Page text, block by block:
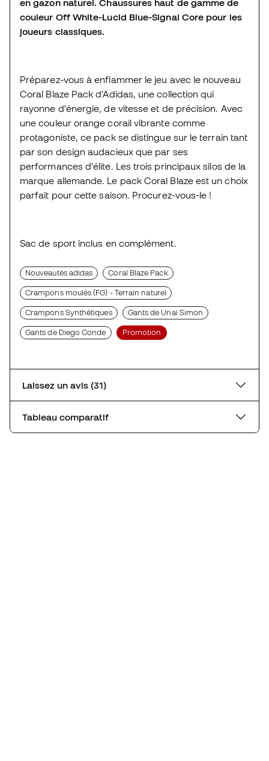
couleur Off White-Lucid Blue-Signal Core pour les
joueurs classiques.
Préparez-vous à enflammer le jeu avec le nouveau
Coral Blaze Pack d'Adidas, une collection qui
rayonne d'énergie, de vitesse et de précision. Avec
une couleur orange corail vibrante comme
protagoniste, ce pack se distingue sur le terrain tant
par son design audacieux que par ses
performances d'élite. Les trois principaux silos de la
marque allemande. Le pack Coral Blaze est un choix
parfait pour cette saison. Procurez-vous-le !
Sac de sport inclus en complément.
Nouveautés adidas Coral Blaze Pack
Crampons moulés (FG) - Terrain naturel
Crampons Synthétiques Gants de Unai Simon
Gants de Diego Conde Promotion
Laissez un avis (31)
Tableau comparatif